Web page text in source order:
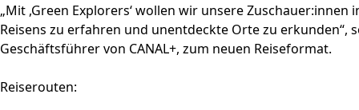
„Mit ,Green Explorers‘ wollen wir unsere Zuschauer:innen
Reisens zu erfahren und unentdeckte Orte zu erkunden“,
Geschäftsführer von CANAL+, zum neuen Reiseformat.
Reiserouten: